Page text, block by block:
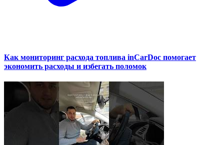
Как мониторинг расхода топлива inCarDoc помогает
экономить расходы и избегать поломок